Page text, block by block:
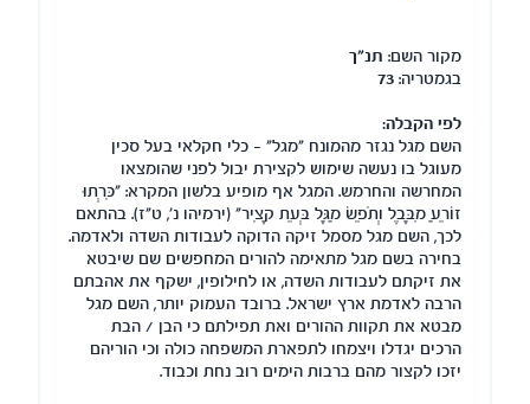
מקור השם: תנ"ך
בגמטריה: 73
לפי הקבלה:
השם מגל נגזר מהמונח "מגל" - כלי חקלאי בעל סכין
מעוגל בו נעשה שימוש לקצירת יבול לפני שהומצאו
המחרשה והחרמש. המגל אף מופיע בלשון המקרא: "כִּרְתוּ
זוֹרֵעַ מִבָּבֶל וְתֹפֵשׂ מַגָּל בְּעֵת קָצִיר" (ירמיהו נ', ט"ז). בהתאם
לכך, השם מגל מסמל זיקה הדוקה לעבודות השדה ולאדמה.
בחירה בשם מגל מתאימה להורים המחפשים שם שיבטא
את זיקתם לעבודות השדה, או לחילופין, ישקף את אהבתם
הרבה לאדמת ארץ ישראל. ברובד העמוק יותר, השם מגל
מבטא את תקוות ההורים ואת תפילתם כי הבן / הבת
הרכים יגדלו ויצמחו לתפארת המשפחה כולה וכי הוריהם
יזכו לקצור מהם ברבות הימים רוב נחת וכבוד.